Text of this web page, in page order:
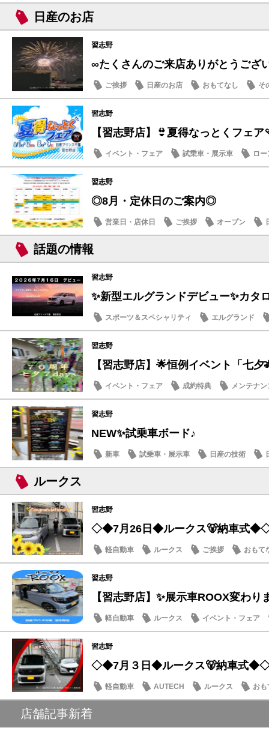
メンテナンス商品
日産のお店
習志野
∞たくさんのご来店ありがとうござ
ご挨拶 日産のお店 おもてなし そ
習志野
【習志野店】👙夏得なっとくフェ
イベント・フェア 試乗車・展示車
ロー
日産のお店
習志野
◎8月・定休日のご案内◎
営業日・店休日 ご挨拶 オープン
話題の情報
習志野
✨新型エルグランドデビュー✨カタ
スポーツ＆スペシャリティ
エルグランド
話題の情報
習志野
【習志野店】🌟恒例イベント「七
イベント・フェア 成約特典
メンテナ
話題の情報
習志野
NEW✨試乗車ボード♪
新車 試乗車・展示車 日産の技術
ルークス
習志野
◇◆7月26日◆ルークス🐻納車式
軽自動車 ルークス ご挨拶 おもて
習志野
【習志野店】✨展示車ROOX変わり
軽自動車 ルークス イベント・フェア
習志野
◇◆7月３日◆ルークス🐻納車式
軽自動車 AUTECH ルークス おも
店舗記事新着